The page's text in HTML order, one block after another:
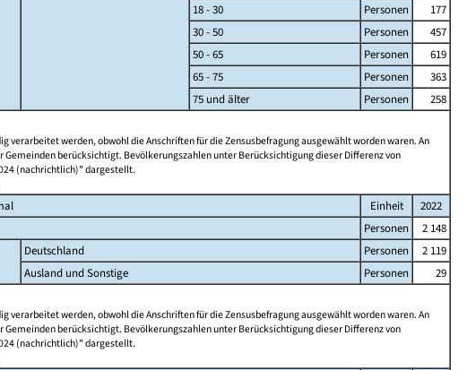
18 - 30
Personen
177
30 - 50
Personen
457
50 - 65
Personen
619
65 - 75
Personen
363
75 und älter
Personen
258
werden, obwohl die Anschriften für die Zensusbefragung ausgewählt worden waren. An
berücksichtigt. Bevölkerungszahlen unter Berücksichtigung dieser Differenz von
(nachrichtlich)" dargestellt.
Einheit
2022
Personen
2 148
Deutschland Personen
2 119
Ausland und Sonstige
Personen
29
werden, obwohl die Anschriften für die Zensusbefragung ausgewählt worden waren. An
berücksichtigt. Bevölkerungszahlen unter Berücksichtigung dieser Differenz von
(nachrichtlich)" dargestellt.